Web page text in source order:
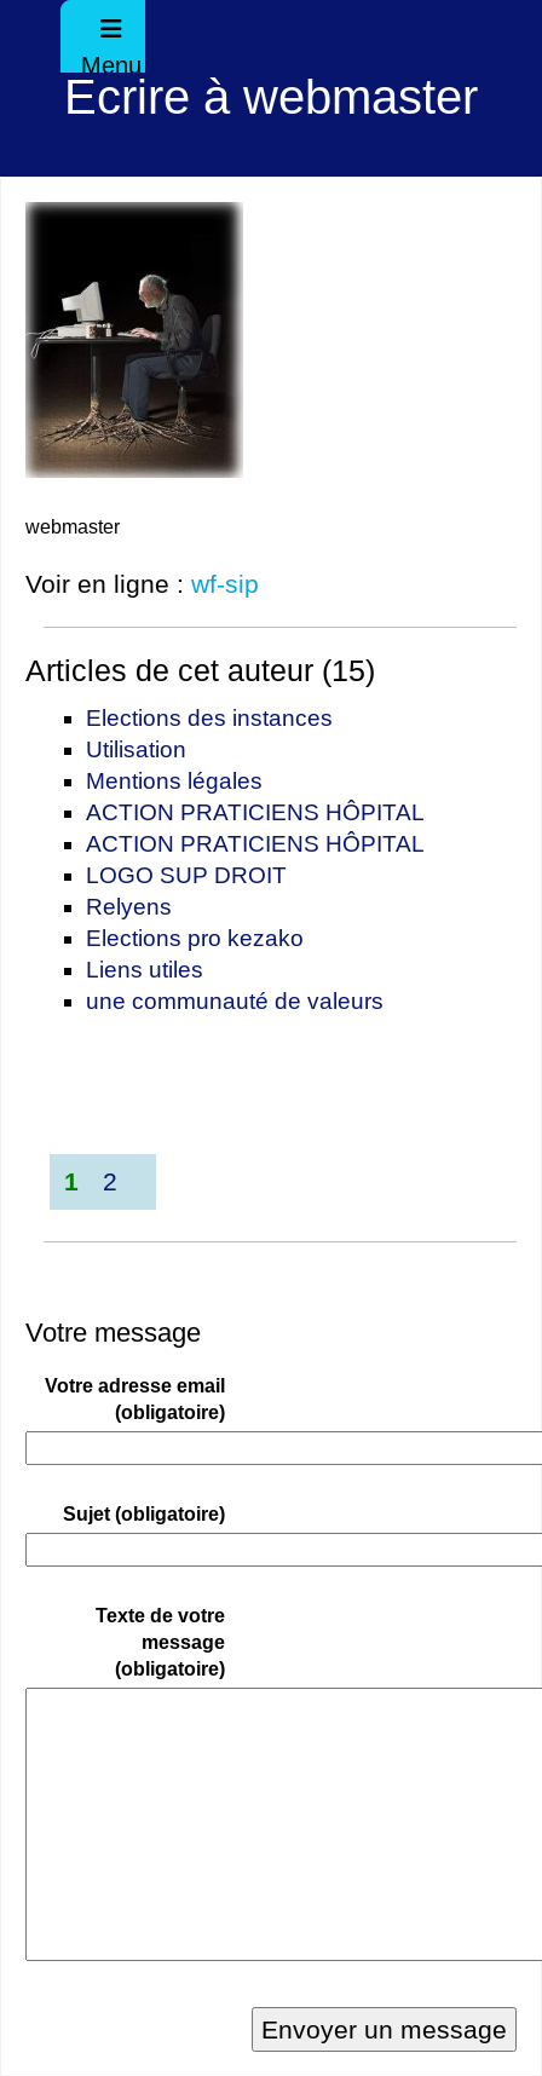
Menu
Ecrire à webmaster
webmaster
Voir en ligne : wf-sip
Articles de cet auteur (15)
Elections des instances
Utilisation
Mentions légales
ACTION PRATICIENS HÔPITAL
ACTION PRATICIENS HÔPITAL
LOGO SUP DROIT
Relyens
Elections pro kezako
Liens utiles
une communauté de valeurs
1 2
Votre message
Votre adresse email
(obligatoire)
Sujet (obligatoire)
Texte de votre
message
(obligatoire)